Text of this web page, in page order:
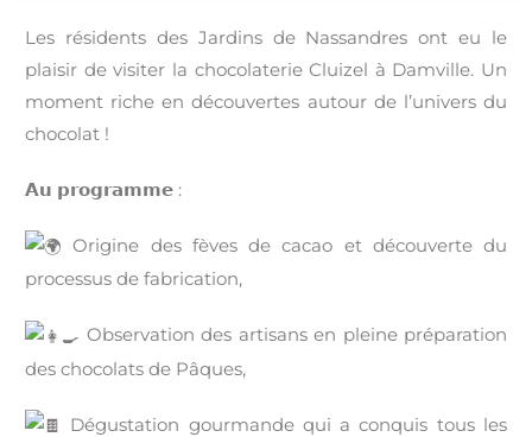
Les résidents des Jardins de Nassandres ont eu le
plaisir de visiter la chocolaterie Cluizel à Damville. Un
moment riche en découvertes autour de l’univers du
chocolat !
𝗔𝘂 𝗽𝗿𝗼𝗴𝗿𝗮𝗺𝗺𝗲 :
Origine des fèves de cacao et découverte du
processus de fabrication,
Observation des artisans en pleine préparation
des chocolats de Pâques,
Dégustation gourmande qui a conquis tous les